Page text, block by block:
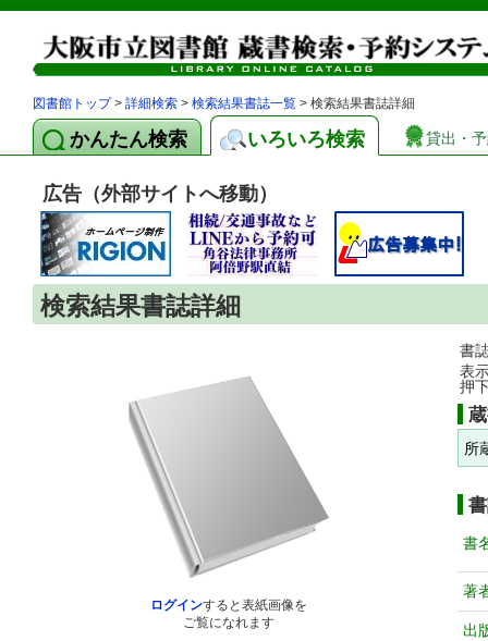
図書館トップ> 詳細検索 > 検索結果書誌一覧 > 検索結果書誌詳細
かんたん検索 いろいろ検索 貸出・
広告（外部サイトへ移動）
検索結果書誌詳細
ログインすると表紙画像を
ご覧になれます
書
表
押
所
書
著
出